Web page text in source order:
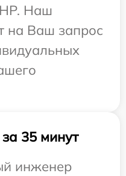
Наш
на Ваш запрос
35 минут
инженер